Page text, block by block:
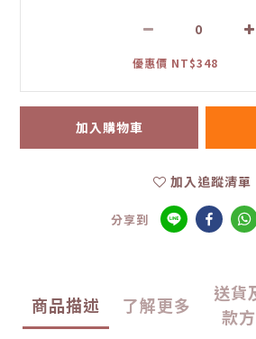
優惠價 NT$348
加入購物車
加入追蹤清單
分享到
商品描述 了解更多
送貨
款